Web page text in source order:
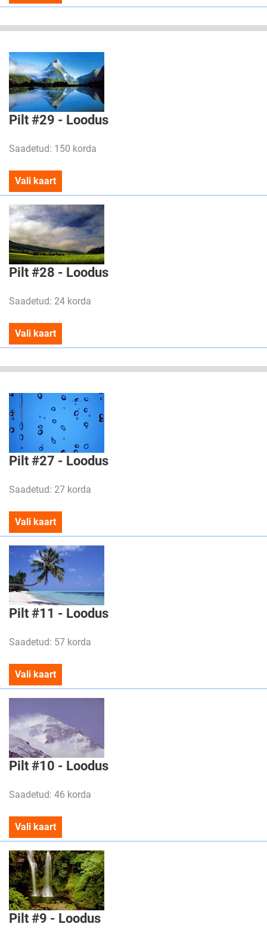
Pilt #29 - Loodus
Saadetud: 150 korda
Vali kaart
Pilt #28 - Loodus
Saadetud: 24 korda
Vali kaart
Pilt #27 - Loodus
Saadetud: 27 korda
Vali kaart
Pilt #11 - Loodus
Saadetud: 57 korda
Vali kaart
Pilt #10 - Loodus
Saadetud: 46 korda
Vali kaart
Pilt #9 - Loodus